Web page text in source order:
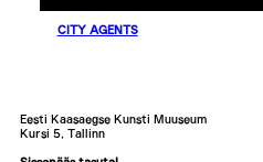
CITY AGENTS
Eesti Kaasaegse Kunsti Muuseum
Kursi 5, Tallinn